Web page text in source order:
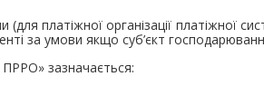
(для платіжної організації платіжної
за умови якщо суб’єкт
ПРРО» зазначається: